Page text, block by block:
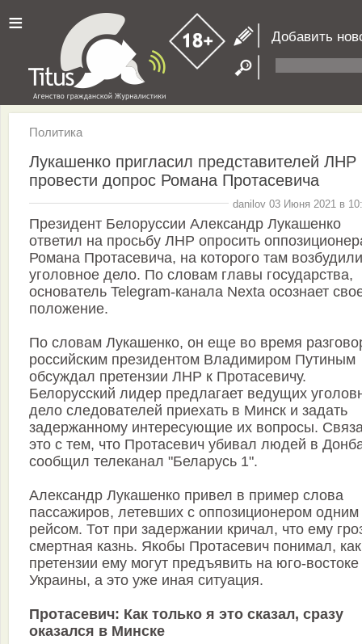
≡ Добавить
Политика
Лукашенко пригласил представителей ЛНР
провести допрос Романа Протасевича
danilov 03 Июня 2021 в
Президент Белоруссии Александр Лукашенко
ответил на просьбу ЛНР опросить
Романа Протасевича, на которого там возбудили
уголовное дело. По словам главы государства,
основатель Telegram-канала Nexta осознает
положение.
По словам Лукашенко, он еще во время
российским президентом Владимиром Путиным
обсуждал претензии ЛНР к Протасевичу.
Белорусский лидер предлагает ведущих
дело следователей приехать в Минск и задать
задержанному интересующие их вопросы.
это с тем, что Протасевич убивал людей в
сообщил телеканал "Беларусь 1".
Александр Лукашенко привел в пример слова
пассажиров, летевших с оппозиционером одним
рейсом. Тот при задержании кричал, что ему
смертная казнь. Якобы Протасевич понимал,
претензии ему могут предъявить на юго-востоке
Украины, а это уже иная ситуация.
Протасевич: Как только я это сказал, сразу
оказался в Минске